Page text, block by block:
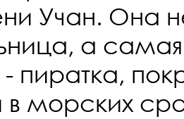
Учан. Она
а
пиратка,
в морских